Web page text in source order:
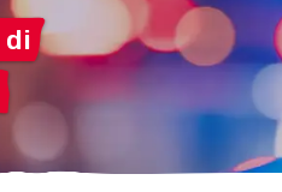
di